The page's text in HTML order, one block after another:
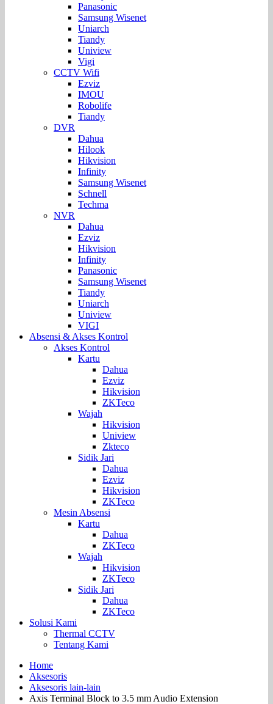
Panasonic
Samsung Wisenet
Uniarch
Tiandy
Uniview
Vigi
CCTV Wifi
Ezviz
IMOU
Robolife
Tiandy
DVR
Dahua
Hilook
Hikvision
Infinity
Samsung Wisenet
Schnell
Techma
NVR
Dahua
Ezviz
Hikvision
Infinity
Panasonic
Samsung Wisenet
Tiandy
Uniarch
Uniview
VIGI
Absensi & Akses Kontrol
Akses Kontrol
Kartu
Dahua
Ezviz
Hikvision
ZKTeco
Wajah
Hikvision
Uniview
Zkteco
Sidik Jari
Dahua
Ezviz
Hikvision
ZKTeco
Mesin Absensi
Kartu
Dahua
ZKTeco
Wajah
Hikvision
ZKTeco
Sidik Jari
Dahua
ZKTeco
Solusi Kami
Thermal CCTV
Tentang Kami
Home
Aksesoris
Aksesoris lain-lain
Axis Terminal Block to 3.5 mm Audio Extension